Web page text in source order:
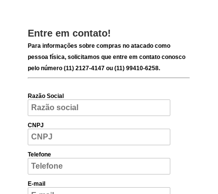
Entre em contato!
Para informações sobre compras no atacado como
pessoa física, solicitamos que entre em contato conosco
pelo número (11) 2127-4147 ou (11) 99410-6258.
Razão Social
CNPJ
Telefone
E-mail